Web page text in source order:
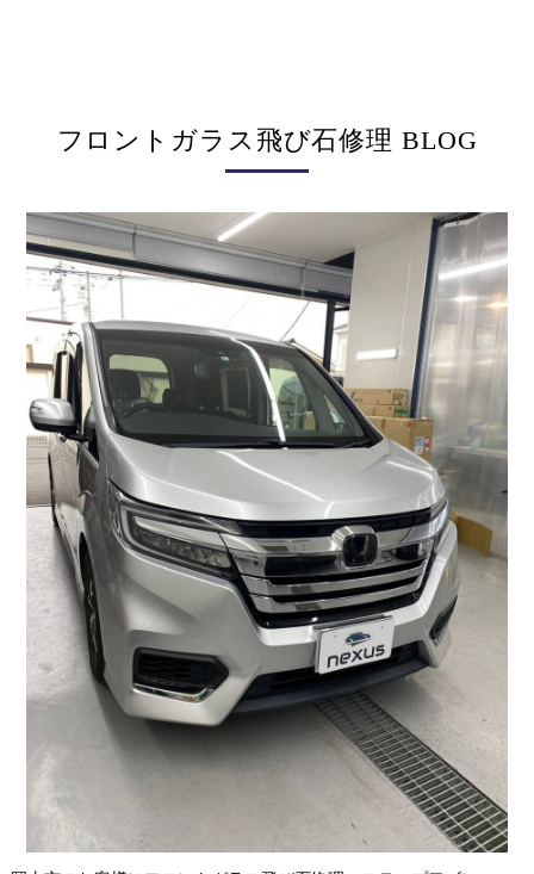
フロントガラス飛び石修理 BLOG
岡山市のお客様にフロントガラス飛び石修理 プラド 2022/11/26